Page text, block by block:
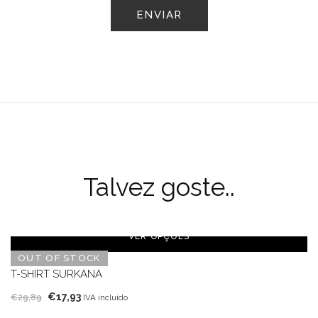
Talvez goste..
OUT OF STOCK
VER OPÇÕES
T-SHIRT SURKANA
€29,89 O
€17,93OIVA incluído